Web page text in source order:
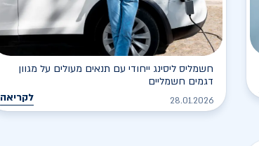
חשמליס ליסינג ייחודי עם תנאים מעולים על מגוון
דגמים חשמליים
28.01.2026 לקריאה